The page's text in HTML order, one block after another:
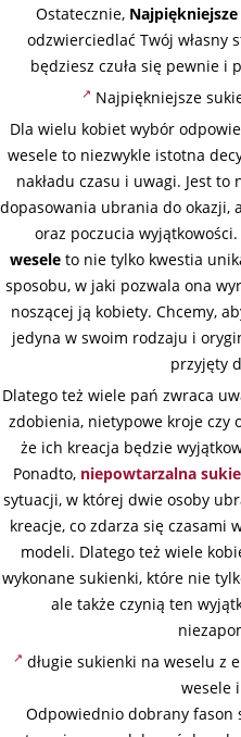
Ostatecznie,
odzwierciedlać Twój własny
będziesz czuła się pewnie i
Najpiękniejsze
Dla wielu kobiet wybór
wesele to niezwykle istotna
nakładu czasu i uwagi. Jest
dopasowania ubrania do okazji,
oraz poczucia wyjątkowości.
wesele to nie tylko kwestia
sposobu, w jaki pozwala ona
noszącej ją kobiety. Chcemy,
jedyna w swoim rodzaju i
przyjęty
Dlatego też wiele pań zwraca
zdobienia, nietypowe kroje czy
że ich kreacja będzie
Ponadto, niepowtarzalna
sytuacji, w której dwie osoby
kreacje, co zdarza się czasami
modeli. Dlatego też wiele
wykonane sukienki, które nie
ale także czynią ten
długie sukienki na weselu z
wesele
Odpowiednio dobrany fason